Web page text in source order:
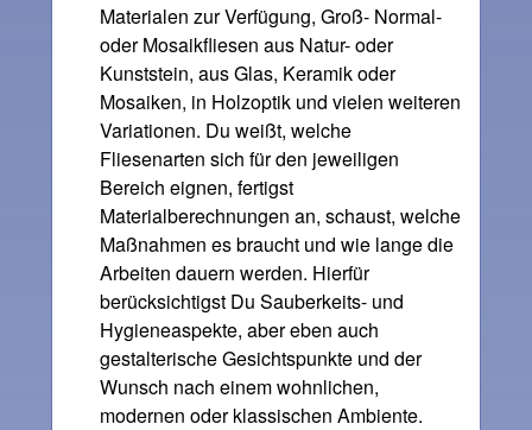
Materialen zur Verfügung, Groß- Normal-
oder Mosaikfliesen aus Natur- oder
Kunststein, aus Glas, Keramik oder
Mosaiken, in Holzoptik und vielen weiteren
Variationen. Du weißt, welche
Fliesenarten sich für den jeweiligen
Bereich eignen, fertigst
Materialberechnungen an, schaust, welche
Maßnahmen es braucht und wie lange die
Arbeiten dauern werden. Hierfür
berücksichtigst Du Sauberkeits- und
Hygieneaspekte, aber eben auch
gestalterische Gesichtspunkte und der
Wunsch nach einem wohnlichen,
modernen oder klassischen Ambiente.